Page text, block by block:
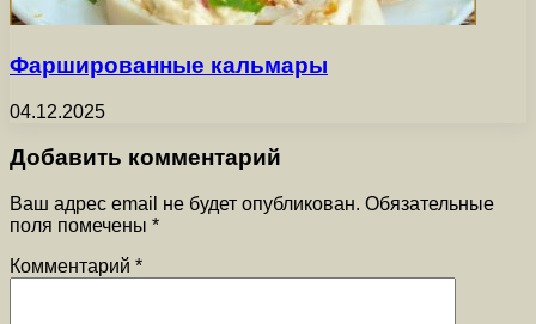
Фаршированные кальмары
04.12.2025
Добавить комментарий
Ваш адрес email не будет опубликован. Обязательные
поля помечены *
Комментарий *